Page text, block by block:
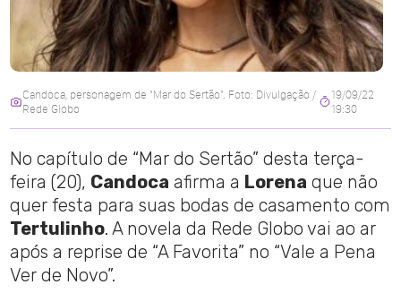
Candoca, personagem de "Mar do Sertão". Foto: Divulgação /
Rede Globo
19/09/22
19:30
No capítulo de “Mar do Sertão” desta terça-
feira (20), Candoca afirma a Lorena que não
quer festa para suas bodas de casamento com
Tertulinho. A novela da Rede Globo vai ao ar
após a reprise de “A Favorita” no “Vale a Pena
Ver de Novo”.